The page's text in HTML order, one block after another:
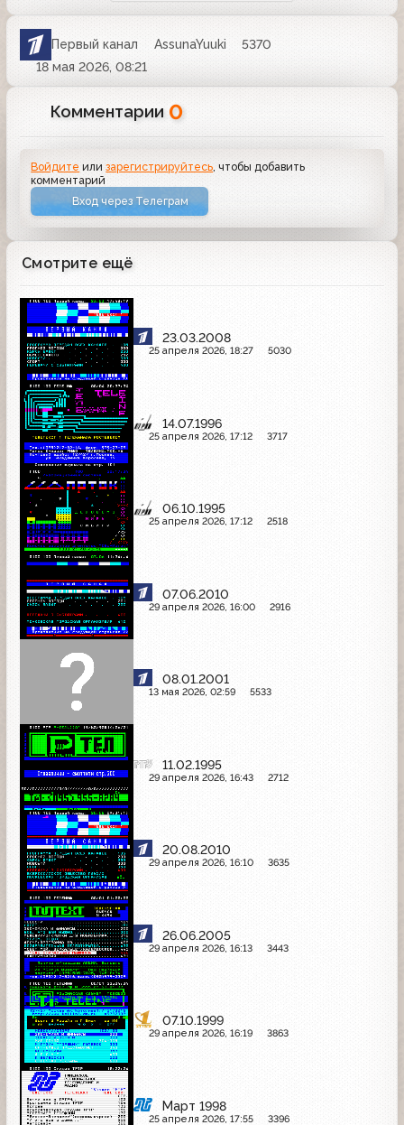
Первый канал AssunaYuuki
5370
18 мая 2026, 08:21
Комментарии 0
Войдите илизарегистрируйтесь, чтобы добавить
комментарий
Вход через Телеграм
Смотрите ещё
23.03.2008
25 апреля 2026, 18:27 5030
14.07.1996
25 апреля 2026, 17:12 3717
06.10.1995
25 апреля 2026, 17:12 2518
07.06.2010
29 апреля 2026, 16:00 2916
08.01.2001
13 мая 2026, 02:59 5533
11.02.1995
29 апреля 2026, 16:43 2712
20.08.2010
29 апреля 2026, 16:10 3635
26.06.2005
29 апреля 2026, 16:13 3443
07.10.1999
29 апреля 2026, 16:19 3863
Март 1998
25 апреля 2026, 17:55 3396